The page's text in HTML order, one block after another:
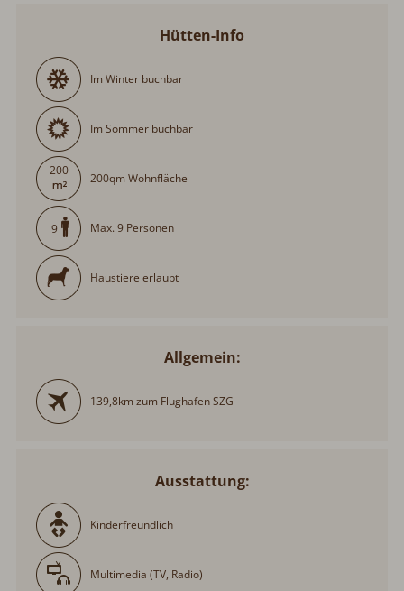
Hütten-Info
Im Winter buchbar
Im Sommer buchbar
200
200qm Wohnfläche
9 Max. 9 Personen
Haustiere erlaubt
Allgemein:
139,8km zum Flughafen SZG
Ausstattung:
Kinderfreundlich
Multimedia (TV, Radio)